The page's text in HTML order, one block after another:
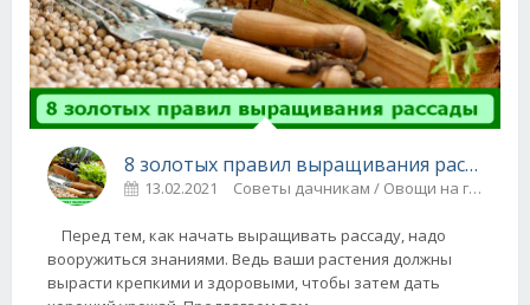
8 золотых правил выращивания рассады
13.02.2021 Советы дачникам / Овощи на грядке
Перед тем, как начать выращивать рассаду, надо
вооружиться знаниями. Ведь ваши растения должны
вырасти крепкими и здоровыми, чтобы затем дать